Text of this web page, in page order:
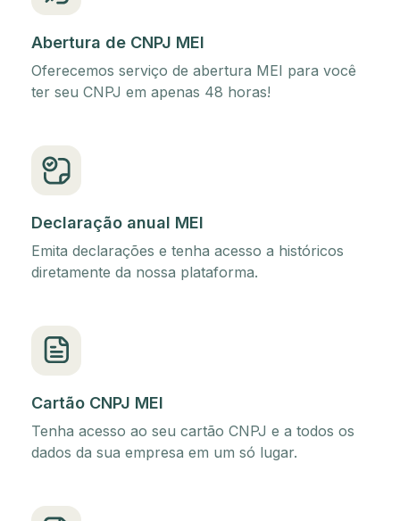
Abertura de CNPJ MEI
Oferecemos serviço de abertura MEI para você
ter seu CNPJ em apenas 48 horas!
Declaração anual MEI
Emita declarações e tenha acesso a históricos
diretamente da nossa plataforma.
Cartão CNPJ MEI
Tenha acesso ao seu cartão CNPJ e a todos os
dados da sua empresa em um só lugar.